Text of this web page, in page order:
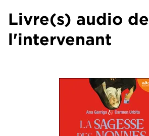
Livre(s) audio de
l'intervenant